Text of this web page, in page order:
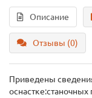
Описание
Отзывы (0)
Приведены